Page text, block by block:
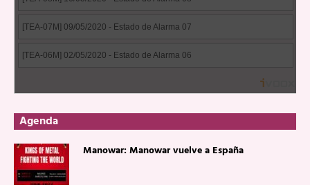
Agenda
Manowar: Manowar vuelve a España